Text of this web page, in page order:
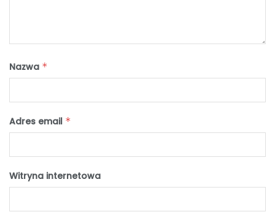
Nazwa *
Adres email *
Witryna internetowa